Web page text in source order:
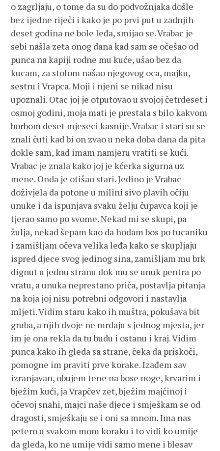
o zagrljaju, o tome da su do podvožnjaka došle
bez ijedne riječi i kako je po prvi put u zadnjih
deset godina ne bole leđa, smijao se. Vrabac je
sebi našla zeta onog dana kad sam se očešao od
punca na kapiji rodne mu kuće, ušao bez da
kucam, za stolom našao njegovog oca, majku,
sestru i Vrapca. Moji i njeni se nikad nisu
upoznali. Otac joj je otputovao u svojoj četrdeset i
osmoj godini, moja mati je prestala s bilo kakvom
borbom deset mjeseci kasnije. Vrabac i stari su se
znali čuti kad bi on zvao u neka doba dana da pita
dokle sam, kad imam namjeru vratiti se kući.
Vrabac je znala kako joj je kćerka sigurna uz
mene. Onda je otišao stari. Jedino je Vrabac
doživjela da potone u milini sivo plavih očiju
unuke i da ispunjava svaku želju čupavca koji je
tjerao samo po svome. Nekad mi se skupi, pa
žulja, nekad šepam kao da hodam bos po tucaniku
i zamišljam očeva velika leđa kako se skupljaju
ispred djece svog jedinog sina, zamišljam mu brk
dignut u jednu stranu dok mu se unuk pentra po
vratu, a unuka neprestano priča, postavlja pitanja
na koja joj nisu potrebni odgovori i nastavlja
mljeti. Vidim staru kako ih muštra, pokušava bit
gruba, a njih dvoje ne mrdaju s jednog mjesta, jer
im je ona rekla da tu budu i ostanu i kraj. Vidim
punca kako ih gleda sa strane, čeka da priskoči,
pomogne im praviti prve korake. Izađem sav
izranjavan, obujem tene na bose noge, krvarim i
bježim kući, ja Vrapčev zet, bježim majčinoj i
očevoj snahi, majci naše djece i smješkam se od
dragosti, smješkaju se i oni sa mnom. Ima nas
petero u svakom mom koraku i to vidi ko umije
da gleda, ko ne umije vidi samo mene i blesav